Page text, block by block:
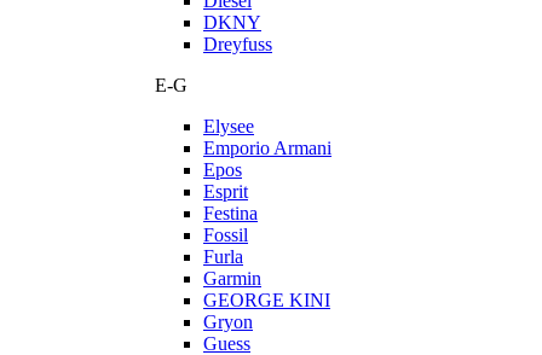
DKNY
Dreyfuss
E-G
Elysee
Emporio Armani
Epos
Esprit
Festina
Fossil
Furla
Garmin
GEORGE KINI
Gryon
Guess